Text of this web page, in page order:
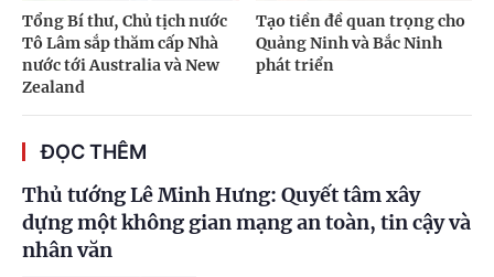
Tổng Bí thư, Chủ tịch nước
Tô Lâm sắp thăm cấp Nhà
nước tới Australia và New
Zealand
Tạo tiền đề quan trọng cho
Quảng Ninh và Bắc Ninh
phát triển
ĐỌC THÊM
Thủ tướng Lê Minh Hưng: Quyết tâm xây
dựng một không gian mạng an toàn, tin cậy và
nhân văn